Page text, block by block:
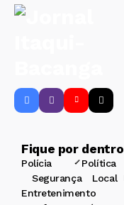
Fique por dentro
Polícia
Segurança
Política
Local
Entretenimento